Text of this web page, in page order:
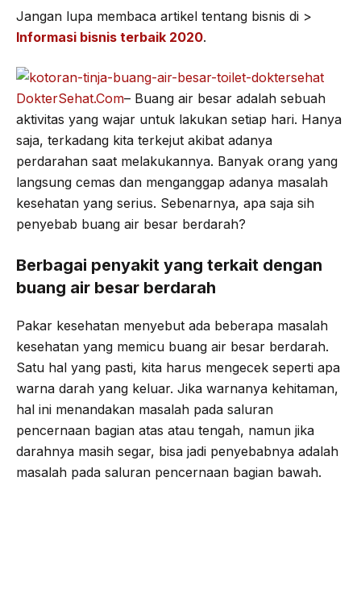
e
o
t
r
e
a
p
Jangan lupa membaca artikel tentang bisnis di >
Informasi bisnis terbaik 2020.
DokterSehat.Com– Buang air besar adalah sebuah
aktivitas yang wajar untuk lakukan setiap hari. Hanya
saja, terkadang kita terkejut akibat adanya
perdarahan saat melakukannya. Banyak orang yang
langsung cemas dan menganggap adanya masalah
kesehatan yang serius. Sebenarnya, apa saja sih
penyebab buang air besar berdarah?
Berbagai penyakit yang terkait dengan
buang air besar berdarah
Pakar kesehatan menyebut ada beberapa masalah
kesehatan yang memicu buang air besar berdarah.
Satu hal yang pasti, kita harus mengecek seperti apa
warna darah yang keluar. Jika warnanya kehitaman,
hal ini menandakan masalah pada saluran
pencernaan bagian atas atau tengah, namun jika
darahnya masih segar, bisa jadi penyebabnya adalah
masalah pada saluran pencernaan bagian bawah.